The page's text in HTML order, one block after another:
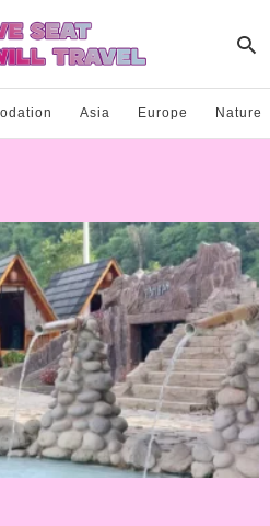
Asia Europe Nature